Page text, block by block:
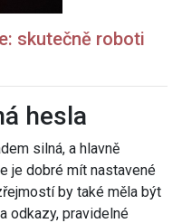
skutečně roboti
hesla
silná, a hlavně
je dobré mít nastavené
by také měla být
odkazy, pravidelné